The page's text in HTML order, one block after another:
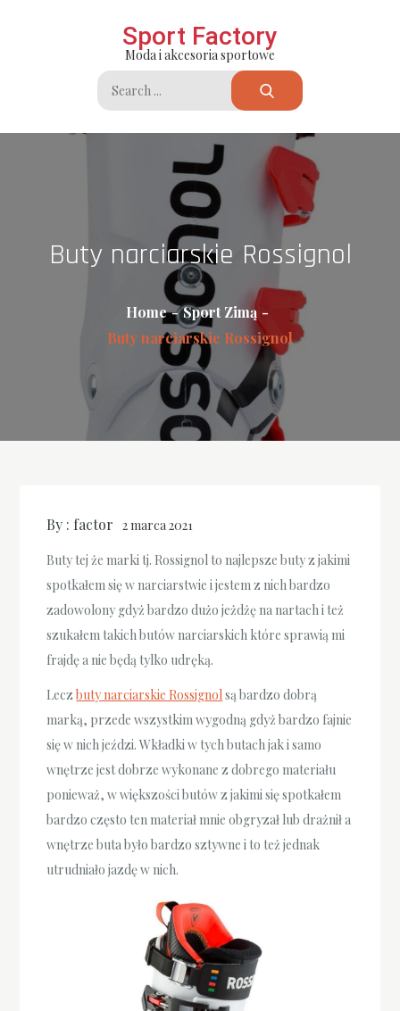
Sport Factory
Moda i akcesoria sportowe
Search
for:
Buty narciarskie Rossignol
Home
Sport Zimą
Buty narciarskie Rossignol
By : factor 2 marca 2021
Buty tej że marki tj. Rossignol to najlepsze buty z jakimi
spotkałem się w narciarstwie i jestem z nich bardzo
zadowolony gdyż bardzo dużo jeżdżę na nartach i też
szukałem takich butów narciarskich które sprawią mi
frajdę a nie będą tylko udręką.
Leczbuty narciarskie Rossignolsą bardzo dobrą
marką, przede wszystkim wygodną gdyż bardzo fajnie
się w nich jeździ. Wkładki w tych butach jak i samo
wnętrze jest dobrze wykonane z dobrego materiału
ponieważ, w większości butów z jakimi się spotkałem
bardzo często ten materiał mnie obgryzał lub drażnił a
wnętrze buta było bardzo sztywne i to też jednak
utrudniało jazdę w nich.